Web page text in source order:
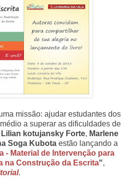
missão: ajudar estudantes dos
a superar as dificuldades de
Lilian kotujansky Forte, Marlene
Soga Kubota estão lançando a
- Material de Intervenção para
na Construção da Escrita",
.